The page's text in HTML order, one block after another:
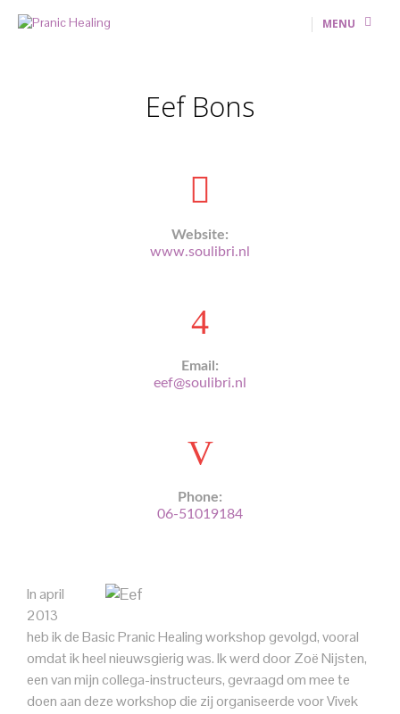
MENU
Eef Bons
Website:
www.soulibri.nl
Email:
eef@soulibri.nl
Phone:
06-51019184
In april
2013
heb ik de Basic Pranic Healing workshop gevolgd, vooral
omdat ik heel nieuwsgierig was. Ik werd door Zoë Nijsten,
een van mijn collega-instructeurs, gevraagd om mee te
doen aan deze workshop die zij organiseerde voor Vivek